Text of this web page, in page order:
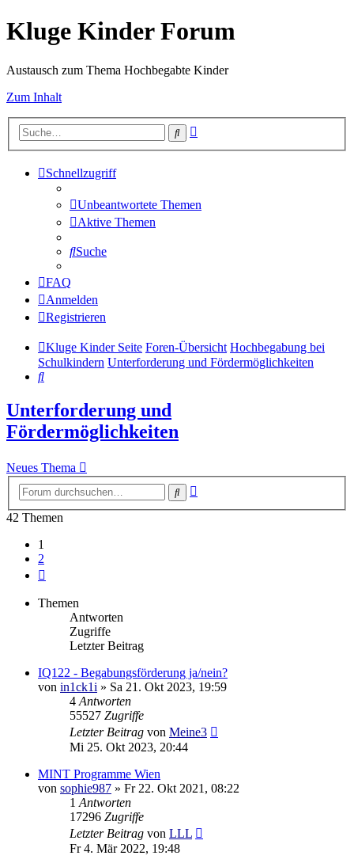
Kluge Kinder Forum
Austausch zum Thema Hochbegabte Kinder
Zum Inhalt
Suche
Schnellzugriff
Unbeantwortete Themen
Aktive Themen
Suche
FAQ
Anmelden
Registrieren
Kluge Kinder Seite Foren-Übersicht Hochbegabung bei
Schulkindern Unterforderung und Fördermöglichkeiten
Suche
Unterforderung und
Fördermöglichkeiten
Neues Thema
Suche
42 Themen
1
2
Themen
Antworten
Zugriffe
Letzter Beitrag
IQ122 - Begabungsförderung ja/nein?
von in1ck1i » Sa 21. Okt 2023, 19:59
4 Antworten
55527 Zugriffe
Letzter Beitrag von Meine3
Mi 25. Okt 2023, 20:44
MINT Programme Wien
von sophie987 » Fr 22. Okt 2021, 08:22
1 Antworten
17296 Zugriffe
Letzter Beitrag von LLL
Fr 4. Mär 2022, 19:48